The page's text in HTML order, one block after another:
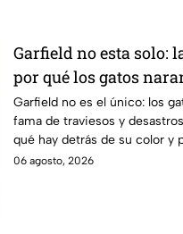
Garfield no esta solo:
por qué los gatos
fama de hacer
Garfield no es el único: los
fama de traviesos y
qué hay detrás de su color y
06 agosto, 2026